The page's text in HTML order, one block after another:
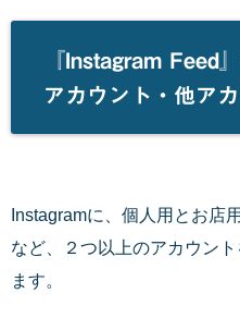
『Instagram Feed
アカウント・他ア
Instagramに、個人用とお店
など、２つ以上のアカウン
ます。